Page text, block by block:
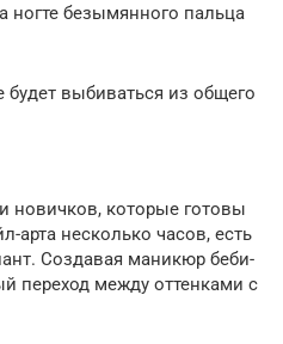
ногте безымянного пальца
выбиваться из общего
новичков, которые готовы
арта несколько часов, есть
Создавая маникюр беби-
переход между оттенками с